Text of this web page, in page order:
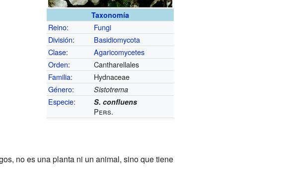
Taxonomía
Reino:
Fungi
División:
Basidiomycota
Clase:
Agaricomycetes
Orden:
Cantharellales
Familia:
Hydnaceae
Género: Sistotrema
Especie: S. confluens
Pers.
no es una planta ni un animal, sino que tiene